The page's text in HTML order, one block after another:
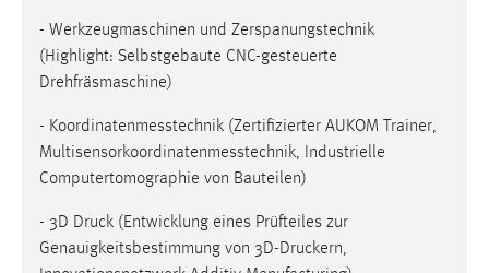
- Werkzeugmaschinen und Zerspanungstechnik
(Highlight: Selbstgebaute CNC-gesteuerte
Drehfräsmaschine)
- Koordinatenmesstechnik (Zertifizierter AUKOM Trainer,
Multisensorkoordinatenmesstechnik, Industrielle
Computertomographie von Bauteilen)
- 3D Druck (Entwicklung eines Prüfteiles zur
Genauigkeitsbestimmung von 3D-Druckern,